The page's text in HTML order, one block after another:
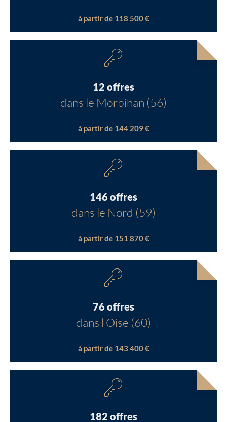
à partir de 118 500 €
12 offres
dans le Morbihan (56)
à partir de 144 209 €
146 offres
dans le Nord (59)
à partir de 151 870 €
76 offres
dans l'Oise (60)
à partir de 143 400 €
182 offres